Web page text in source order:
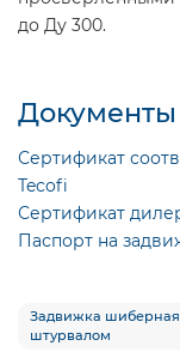
до Ду 300.
Документы
Сертификат
Tecofi
Сертификат
Паспорт на
Задвижка шиберная
штурвалом